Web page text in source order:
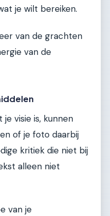
je wilt bereiken.
van de grachten
van de
visie is, kunnen
of je foto daarbij
kritiek die niet bij
alleen niet
van je